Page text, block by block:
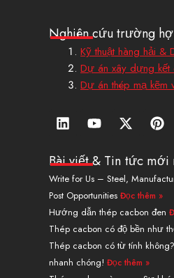
Nghiên cứu trường
Kỹ thuật hàng hải &
Dự án xây dựng kết
Dự án thép mạ kẽm
L
i
k
e
d
i
n
Y
o
t
b
e
X
-
w
i
t
t
e
r
P
i
t
e
r
e
s
t
Bài viết & Tin tức mới
Write for Us – Steel,
Post Opportunities Đọc thêm »
Hướng dẫn thép cacbon đen
Thép cacbon có độ bền như
Thép cacbon có từ tính
nhanh chóng! Đọc thêm »